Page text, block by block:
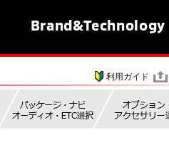
Brand&Technology
利用ガイド